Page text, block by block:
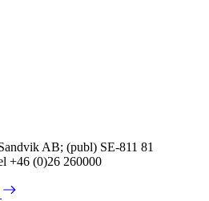
AB; (publ) SE-811 81
+46 (0)26 260000